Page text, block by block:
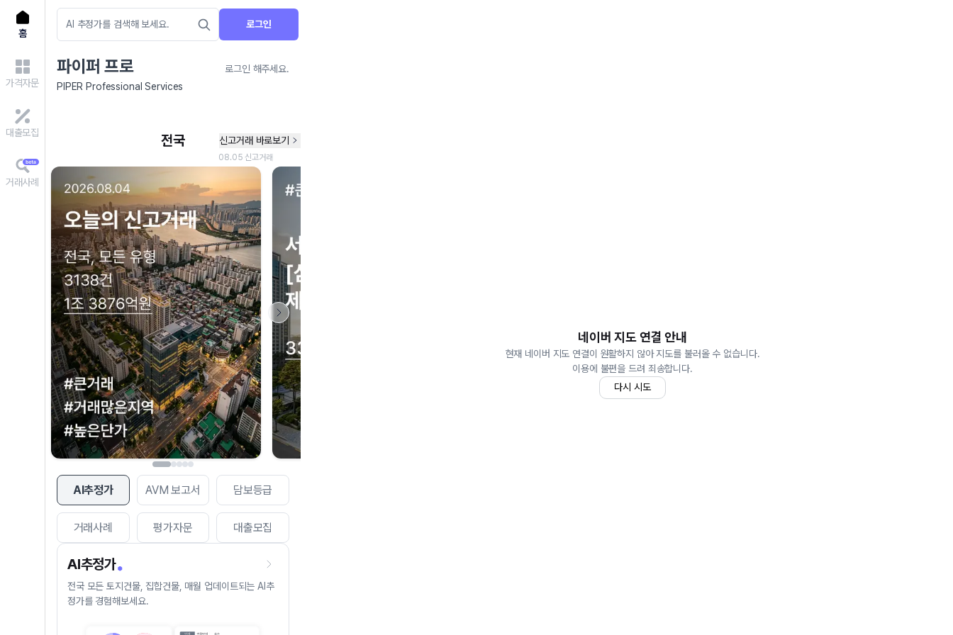
홈
가격자문
대출모집
거래사례
로그인
파이퍼 프로
로그인 해주세요.
PIPER Professional Services
AI추정가 AVM 보고서 담보등급
거래사례 평가자문 대출모집
AI추정가
전국 모든 토지건물, 집합건물, 매월 업데이트되는 AI추
정가를 경험해보세요.
네이버 지도 연결 안내
현재 네이버 지도 연결이 원활하지 않아 지도를 불러올 수 없습니다.
이용에 불편을 드려 죄송합니다.
다시 시도